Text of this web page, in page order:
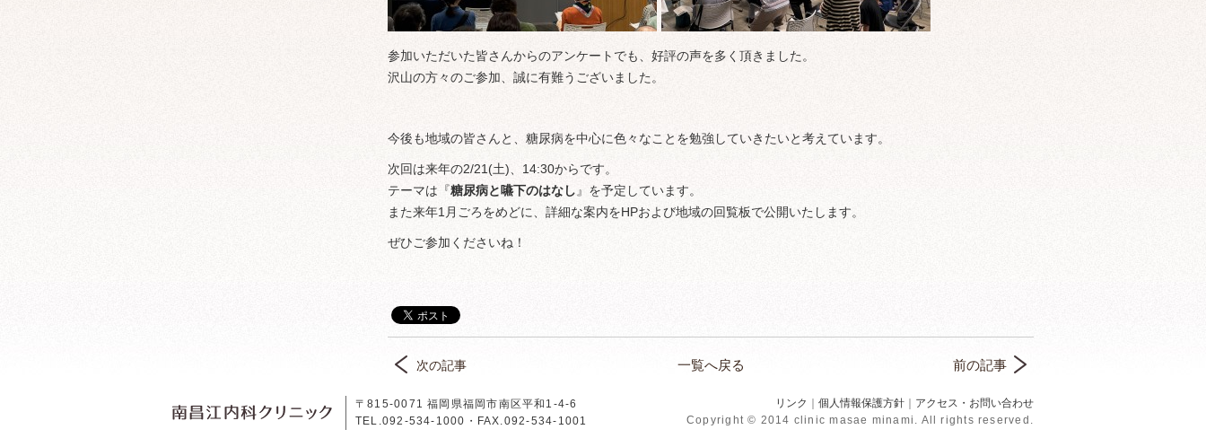
参加いただいた皆さんからのアンケートでも、好評の声を多く頂きました。
沢山の方々のご参加、誠に有難うございました。
今後も地域の皆さんと、糖尿病を中心に色々なことを勉強していきたいと考えています。
次回は来年の2/21(土)、14:30からです。
テーマは『糖尿病と嚥下のはなし 』を予定しています。
また来年1月ごろをめどに、詳細な案内をHPおよび地域の回覧板で公開いたします。
ぜひご参加くださいね！
次の記事 一覧へ戻る 前の記事
南昌江内科クリニック
〒815-0071 福岡県福岡市南区平和1-4-6
TEL.092-534-1000 ・FAX.092-534-1001
リンク 個人情報保護方針
アクセス・お問い合わせ
Copyright © 2014 clinic masae minami. All rights reserved.